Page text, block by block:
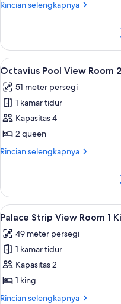
King
Non-
Smoking
Rincian selengkapnya
Rincian
Octavius
Pool
View
King
Non-
Smoking
Lihat
semua
foto
untuk
Octavius
Pool
View
Queens
Non-
Smoking
4
Octavius Pool View Room
51 meter persegi
1 kamar tidur
Kapasitas 4
2 queen
Rincian selengkapnya
Rincian
Octavius
Pool
View
2
Queens
Non-
Smoking
Lihat
semua
foto
untuk
Palace
Strip
View
4
Palace Strip View Room 1
49 meter persegi
1 kamar tidur
Kapasitas 2
1 king
Rincian selengkapnya
Rincian